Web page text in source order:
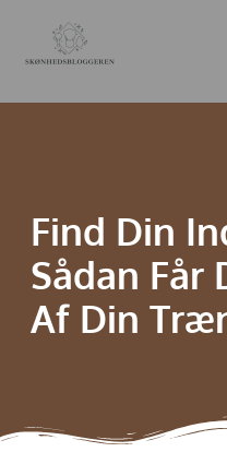
Find Din
Sådan Får
Af Din